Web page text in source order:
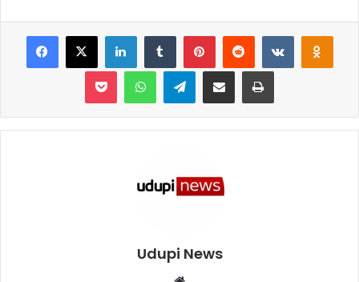
Facebook X LinkedIn Tumblr Pinterest Reddit VKontakte Odnoklassniki
Pocket WhatsApp Telegram Share via Email Print
Udupi News